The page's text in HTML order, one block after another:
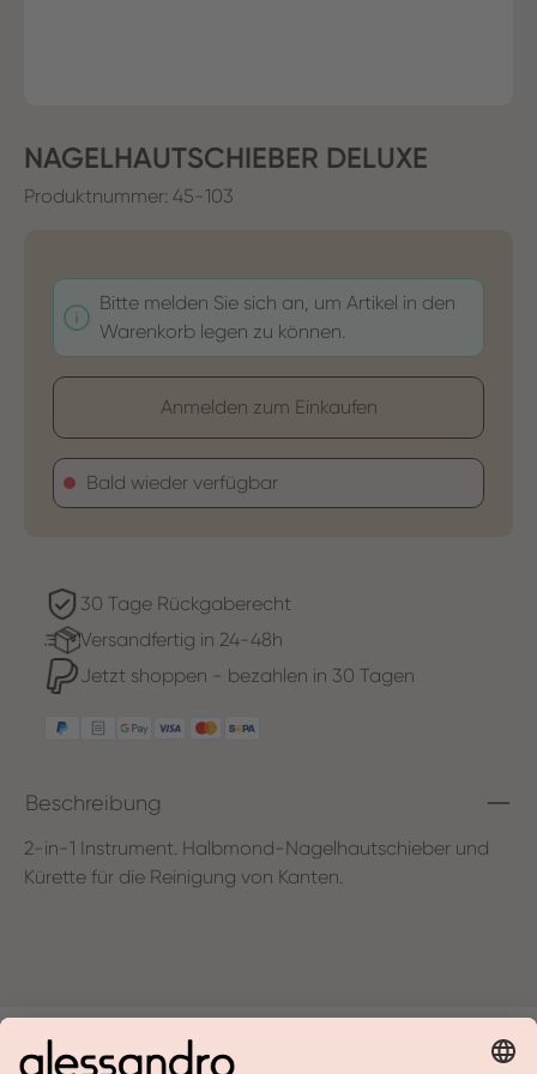
NAGELHAUTSCHIEBER DELUXE
Produktnummer: 45-103
Bitte melden Sie sich an, um Artikel in den
Warenkorb legen zu können.
Anmelden zum Einkaufen
Bald wieder verfügbar
30 Tage Rückgaberecht
Versandfertig in 24-48h
Jetzt shoppen - bezahlen in 30 Tagen
Beschreibung
2-in-1 Instrument. Halbmond-Nagelhautschieber und
Kürette für die Reinigung von Kanten.